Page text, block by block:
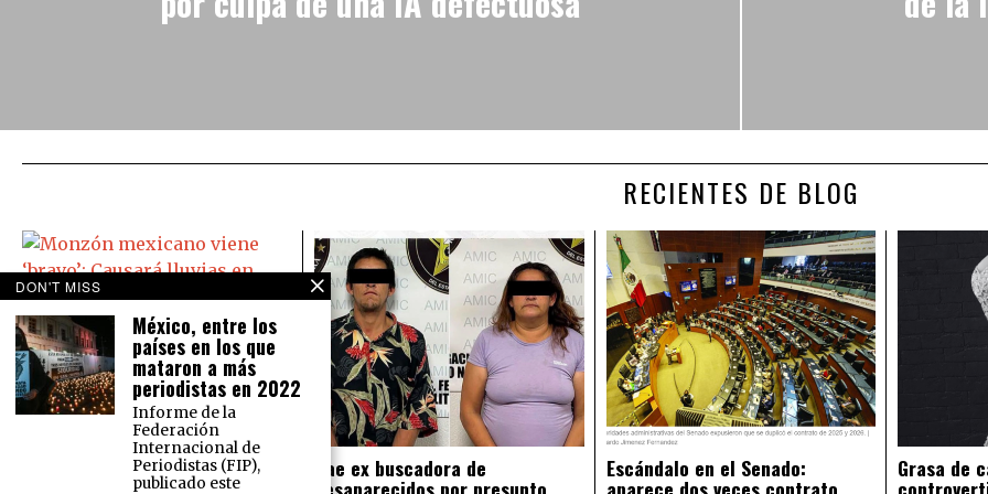
RECIENTES DE BLOG
Monzón mexicano viene ‘bravo’:
Causará lluvias en todo México
El Servicio Meteorológico Nacional
prevé para este martes 16 de
agosto lluvias intensas en el norte
del país y lluvias muy fuertes en la
Cae ex buscadora de
desaparecidos por presunto
Escándalo en el Senado:
aparece dos veces contrato
Grasa de
DON'T MISS
México, entre los
países en los que
mataron a más
periodistas en 2022
Informe de la
Federación
Internacional de
Periodistas (FIP),
publicado este